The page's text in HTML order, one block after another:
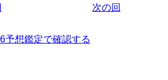
次の回
予想鑑定で確認する